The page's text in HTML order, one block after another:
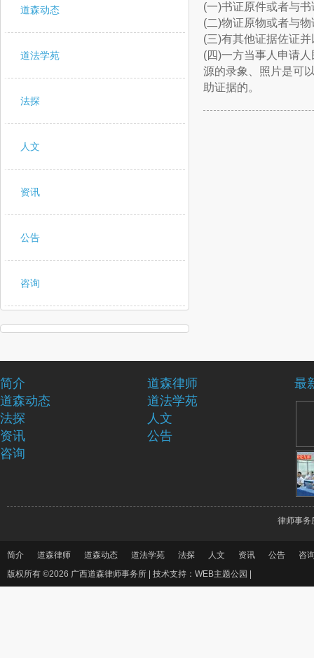
道森动态
道法学苑
法探
人文
资讯
公告
咨询
(一)书证原件或者与
(二)物证原物或者与
(三)有其他证据佐证
(四)一方当事人申请
源的录象、照片是可
助证据的。
简介
道森律师
道森动态
道法学苑
法探
人文
资讯
公告
咨询
最
律师事务
简介 道森律师 道森动态 道法学苑 法探 人文 资讯 公告
咨
版权所有 ©2026 广西道森律师事务所 | 技术支持：WEB主题公园